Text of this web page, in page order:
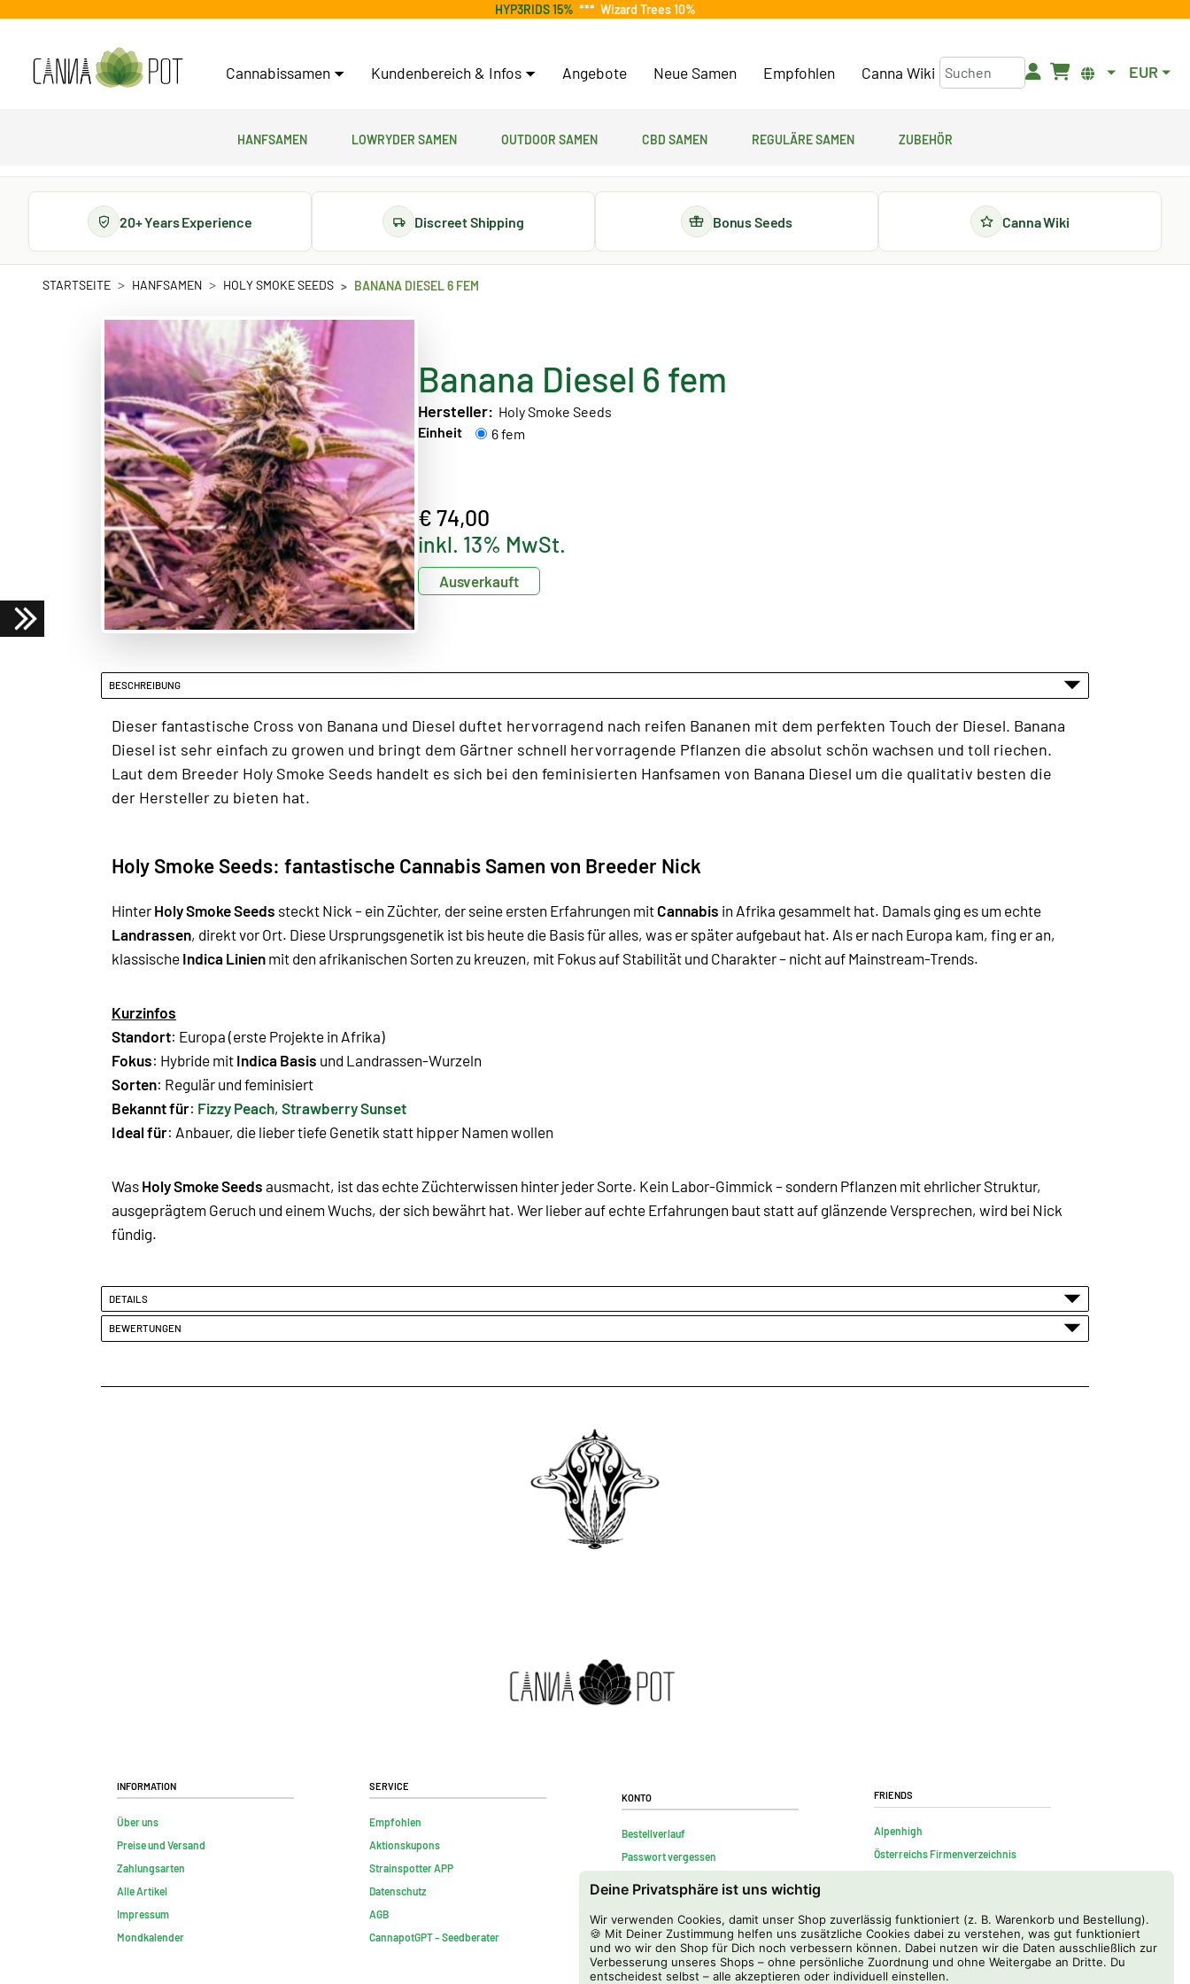
Deine Privatsphäre ist uns wichtig
Wir verwenden Cookies, damit unser Shop zuverlässig funktioniert (z. B. Warenkorb und Bestellung).
🍪 Mit Deiner Zustimmung helfen uns zusätzliche Cookies dabei zu verstehen, was gut funktioniert
und wo wir den Shop für Dich noch verbessern können. Dabei nutzen wir die Daten ausschließlich zur
Verbesserung unseres Shops – ohne persönliche Zuordnung und ohne Weitergabe an Dritte. Du
entscheidest selbst – alle akzeptieren oder individuell einstellen.
HYP3RIDS 15% *** Wizard Trees 10%
Cannabissamen Kundenbereich & Infos Angebote Neue Samen Empfohlen Canna Wiki EUR
Hanfsamen Lowryder Samen Outdoor Samen CBD Samen Reguläre Samen Zubehör
20+ Years Experience Discreet Shipping Bonus Seeds Canna Wiki
STARTSEITE HANFSAMEN HOLY SMOKE SEEDS BANANA DIESEL 6 FEM
Banana Diesel 6 fem
Hersteller: Holy Smoke Seeds
Einheit
6 fem
€ 74,00
inkl. 13% MwSt.
Ausverkauft
BESCHREIBUNG
Dieser fantastische Cross von Banana und Diesel duftet hervorragend nach reifen Bananen mit dem perfekten Touch der Diesel. Banana
Diesel ist sehr einfach zu growen und bringt dem Gärtner schnell hervorragende Pflanzen die absolut schön wachsen und toll riechen.
Laut dem Breeder Holy Smoke Seeds handelt es sich bei den feminisierten Hanfsamen von Banana Diesel um die qualitativ besten die
der Hersteller zu bieten hat.
Holy Smoke Seeds: fantastische Cannabis Samen von Breeder Nick
Hinter Holy Smoke Seeds steckt Nick – ein Züchter, der seine ersten Erfahrungen mit Cannabis in Afrika gesammelt hat. Damals ging es um echte
Landrassen, direkt vor Ort. Diese Ursprungsgenetik ist bis heute die Basis für alles, was er später aufgebaut hat. Als er nach Europa kam, fing er an,
klassische Indica Linien mit den afrikanischen Sorten zu kreuzen, mit Fokus auf Stabilität und Charakter – nicht auf Mainstream-Trends.
Kurzinfos
Standort: Europa (erste Projekte in Afrika)
Fokus: Hybride mit Indica Basis und Landrassen-Wurzeln
Sorten: Regulär und feminisiert
Bekannt für: Fizzy Peach, Strawberry Sunset
Ideal für: Anbauer, die lieber tiefe Genetik statt hipper Namen wollen
Was Holy Smoke Seeds ausmacht, ist das echte Züchterwissen hinter jeder Sorte. Kein Labor-Gimmick – sondern Pflanzen mit ehrlicher Struktur,
ausgeprägtem Geruch und einem Wuchs, der sich bewährt hat. Wer lieber auf echte Erfahrungen baut statt auf glänzende Versprechen, wird bei Nick
fündig.
DETAILS
BEWERTUNGEN
Information
Über uns
Preise und Versand
Zahlungsarten
Alle Artikel
Impressum
Mondkalender
Service
Empfohlen
Aktionskupons
Strainspotter APP
Datenschutz
AGB
CannapotGPT – Seedberater
Konto
Bestellverlauf
Passwort vergessen
Vertrag widerrufen
Friends
Alpenhigh
Österreichs Firmenverzeichnis